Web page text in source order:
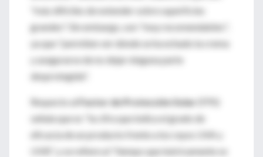
"más difíciles de extender sobre superficies
grandes". Sin embargo, son "muy recomendables",
ya que "permiten ver dónde se ha echado la crema
y asegurarse de no dejar ninguna parte
desprotegida".
Respecto al Factor de Protección Solar
señala que es "la cifra que indica el grado de
eficacia de un producto frente a los rayos UVA y
UVB", y se refiere al "tiempo que teóricamente se